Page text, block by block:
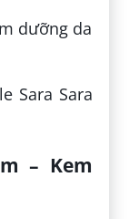
Sara Sara
– Kem